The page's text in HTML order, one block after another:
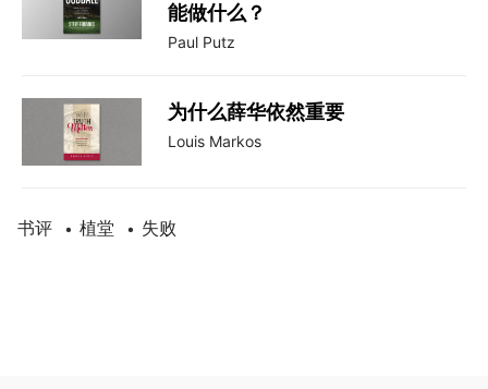
能做什么？
Paul Putz
为什么薛华依然重要
Louis Markos
书评 • 植堂 • 失败